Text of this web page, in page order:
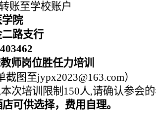
账至学校账户
院
路支行
师岗位胜任力培训
截图至jypx2023@163.com）
次培训限制 150人,请确认参会
可供选择，费用自理。